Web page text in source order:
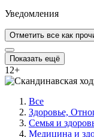
Уведомления
Отметить все как
Показать ещё
12+
Все
Здоровье,
Семья и
Медицина и